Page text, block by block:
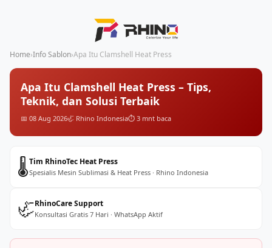
Home›Info Sablon›Apa Itu Clamshell Heat Press
Apa Itu Clamshell Heat Press – Tips,
Teknik, dan Solusi Terbaik
📅 08 Aug 2026🦏 Rhino Indonesia⏱️ 3 mnt baca
🌡️Tim RhinoTec Heat Press
Spesialis Mesin Sublimasi & Heat Press · Rhino Indonesia
🦏RhinoCare Support
Konsultasi Gratis 7 Hari · WhatsApp Aktif